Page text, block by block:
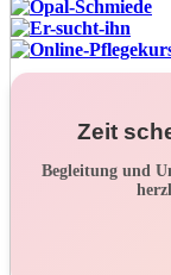
Zeit
Begleitung und